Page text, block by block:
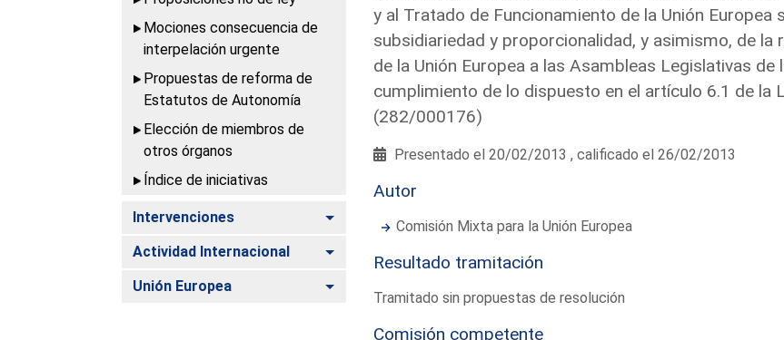
Mociones consecuencia de
interpelación urgente
Propuestas de reforma de
Estatutos de Autonomía
Elección de miembros de
otros órganos
Índice de iniciativas
Intervenciones Alternar
Actividad Internacional Alternar
Unión Europea Alternar
y al Tratado de Funcionamiento de la Unión
subsidiariedad y proporcionalidad, y asimismo, de la
de la Unión Europea a las Asambleas Legislativas
cumplimiento de lo dispuesto en el artículo 6.1 de la
(282/000176)
Presentado el 20/02/2013 , calificado el 26/02/2013
Autor
Comisión Mixta para la Unión Europea
Resultado tramitación
Tramitado sin propuestas de resolución
Comisión competente